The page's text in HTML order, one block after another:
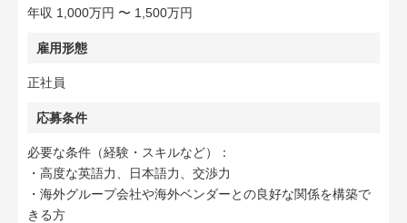
年収 1,000万円 〜 1,500万円
雇用形態
正社員
応募条件
必要な条件（経験・スキルなど）：
・高度な英語力、日本語力、交渉力
・海外グループ会社や海外ベンダーとの良好な関係を構築で
きる方